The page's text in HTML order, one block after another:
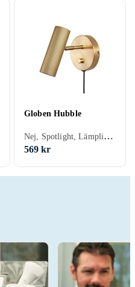
Globen Hubble
Nej, Spotlight, Lämplig för badrum, Lämplig som nattlampa, Vit, Rostfri/krom, Svart, Silver, Beige, Brun, Guld, Mässing, GU10
569 kr